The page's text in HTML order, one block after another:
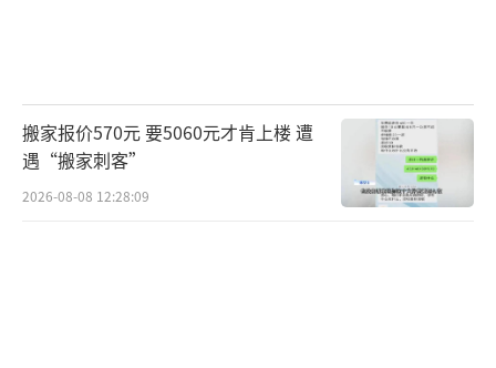
搬家报价570元 要5060元才肯上楼 遭
遇“搬家刺客”
2026-08-08 12:28:09